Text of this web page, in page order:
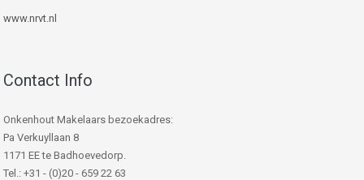
www.nrvt.nl
Contact Info
Onkenhout Makelaars bezoekadres:
Pa Verkuyllaan 8
1171 EE te Badhoevedorp.
Tel.: +31 - (0)20 - 659 22 63